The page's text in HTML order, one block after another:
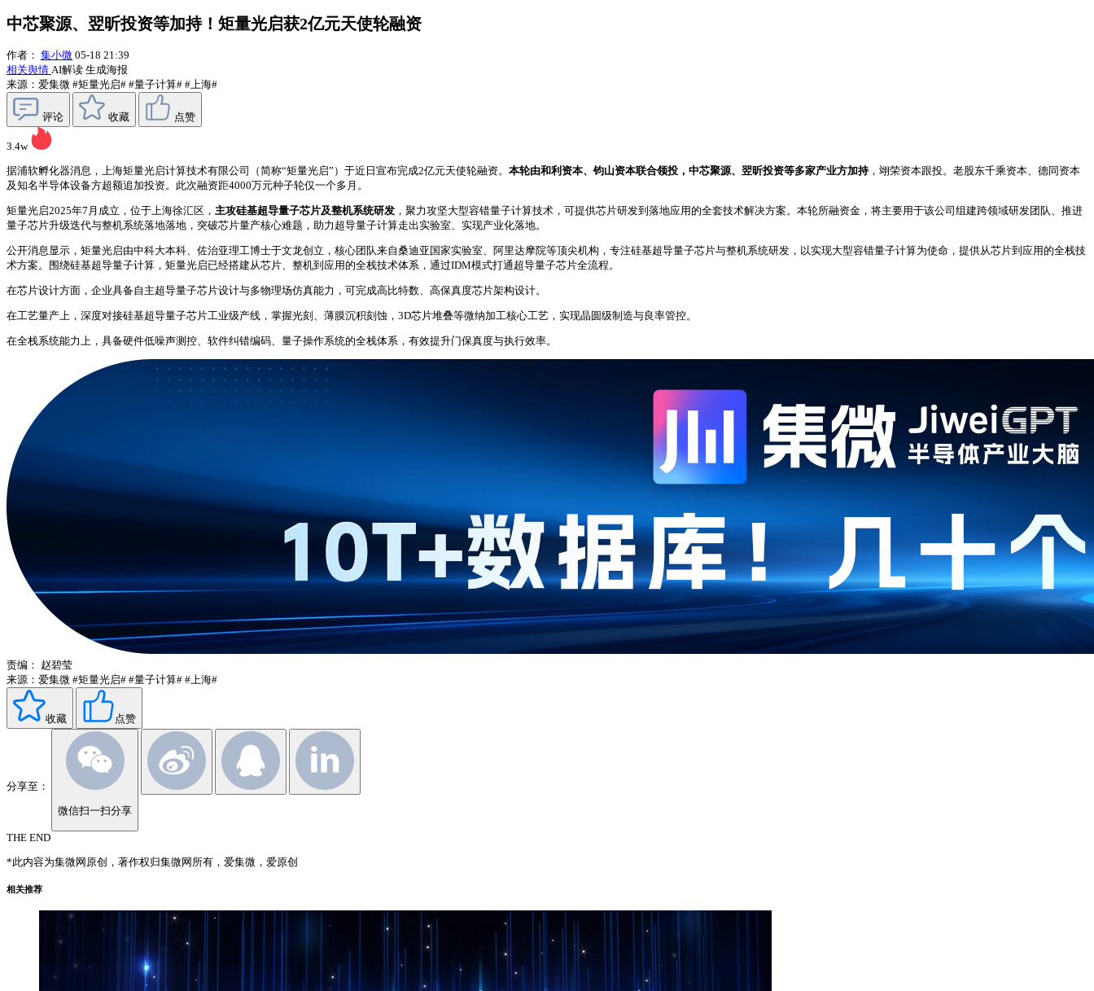
中芯聚源、翌昕投资等加持！矩量光启获2亿元天使轮融资
作者： 集小微 05-18 21:39
相关舆情 AI解读 生成海报
来源：爱集微 #矩量光启# #量子计算# #上海#
评论 收藏 点赞
3.4w
据浦软孵化器消息，上海矩量光启计算技术有限公司（简称“矩量光启”）于近日宣布完成2亿元天使轮融资。 本轮由和利资本、钧山资本联合领投，中芯聚源、翌昕投资等多家产业方加持 ，翊荣资本跟投。老股东千乘资本、德同资本
及知名半导体设备方超额追加投资。此次融资距4000万元种子轮仅一个多月。
矩量光启2025年7月成立， 位于上海徐汇区， 主攻硅基超导量子芯片及整机系统研发 ，聚力攻坚大型容错量子计算技术，可提供芯片研发到落地应用的全套技术解决方案。本轮所融资金，将主要用于该公司组建跨领域研发团队、推进
量子芯片升级迭代与整机系统落地落地，突破芯片量产核心难题，助力超导量子计算走出实验室、实现产业化落地。
公开消息显示，矩量光启由中科大本科、佐治亚理工博士于文龙创立，核心团队来自桑迪亚国家实验室、阿里达摩院等顶尖机构，专注硅基超导量子芯片与整机系统研发，以实现大型容错量子计算为使命，提供从芯片到应用的全栈技
术方案。围绕硅基超导量子计算，矩量光启已经搭建从芯片、整机到应用的全栈技术体系，通过IDM模式打通超导量子芯片全流程。
在芯片设计方面，企业具备自主超导量子芯片设计与多物理场仿真能力，可完成高比特数、高保真度芯片架构设计。
在工艺量产上，深度对接硅基超导量子芯片工业级产线，掌握光刻、薄膜沉积刻蚀，3D芯片堆叠等微纳加工核心工艺，实现晶圆级制造与良率管控。
在全栈系统能力上，具备硬件低噪声测控、软件纠错编码、量子操作系统的全栈体系，有效提升门保真度与执行效率。
责编： 赵碧莹
来源：爱集微 #矩量光启# #量子计算# #上海#
收藏 点赞
分享至：
微信扫一扫分享
THE END
*此内容为集微网原创，著作权归集微网所有，爱集微，爱原创
相关推荐